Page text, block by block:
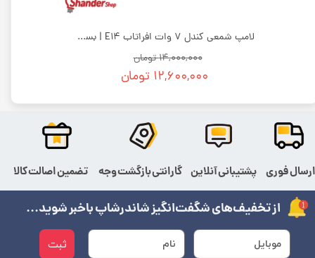
لامپ شمعی کندل 7 وات افراتاب E14 | بسته 100 عددی
۱۴,۰۰۰,۰۰۰ تومان
۱۲,۶۰۰,۰۰۰ تومان
ثبت
از تخفیف‌های شگفت‌انگیز شاندرشاپ باخبر شوید...
ارسال فوری پشتیبانی آنلاین گارانتی بازگشت وجه تضمین اصالت کالا